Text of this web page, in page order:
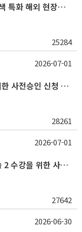
2026년 학부대학 인문·사회분야 전공탐색 특화 해외 현장학습 프로그램(중국) 모집 안내
25284
2026학년도 2학기 자율연구 2 수강을 위한 사전승인 신청 안내
28261
2026-07-01
2026학년도 2학기 현장학습 1, 현장학습 2 수강을 위한 사전승인 신청 안내
27642
2026-07-01
2026-06-30